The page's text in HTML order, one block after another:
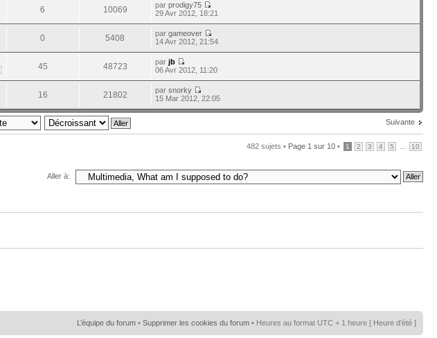
6 10069 parprodigy75
29 Avr 2012, 18:21
0 5408 pargameover
14 Avr 2012, 21:54
45 48723 parjb
06 Avr 2012, 11:20
16 21802 parsnorky
15 Mar 2012, 22:05
Suivante
482 sujets • Page 1 sur 10 • 1 2 3 4 5 10
Aller à:
L’équipe du forum • Supprimer les cookies du forum • Heures au format UTC + 1 heure [ Heure d’été ]